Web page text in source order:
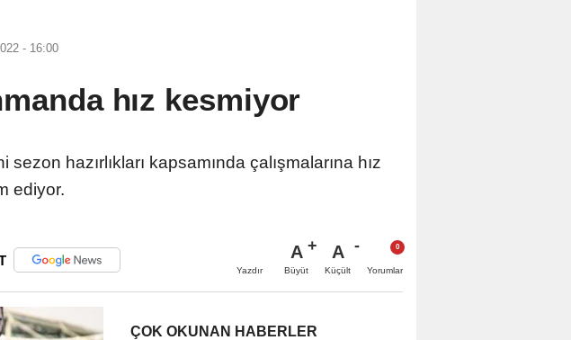
- 16:00
hız kesmiyor
hazırlıkları kapsamında çalışmalarına hız
ediyor.
Yazdır
A
Büyüt
A
Küçült Yorumlar
ÇOK OKUNAN HABERLER